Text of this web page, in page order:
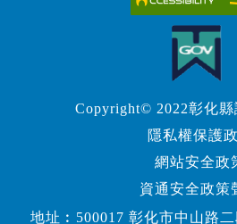
Copyright© 2022彰化
隱私權保護
網站安全政
資通安全政策
地址︰500017 彰化市中山路二